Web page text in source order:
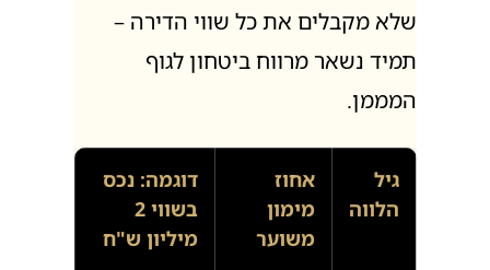
שלא מקבלים את כל שווי הדירה –
תמיד נשאר מרווח ביטחון לגוף
המממן.
גיל
הלווה
אחוז
מימון
משוער
דוגמה: נכס
בשווי 2
מיליון ש"ח